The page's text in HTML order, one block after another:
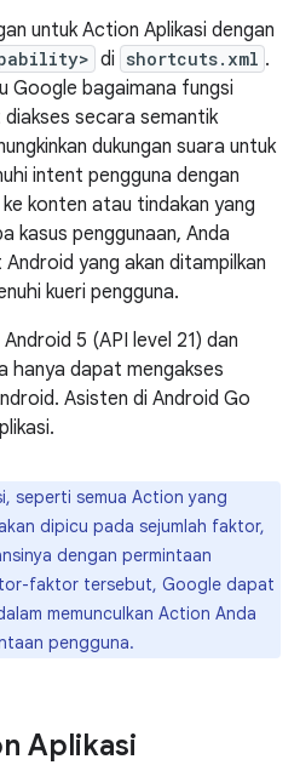
untuk Action Aplikasi dengan
di shortcuts.xml .
Google bagaimana fungsi
secara semantik
dukungan suara untuk
intent pengguna dengan
konten atau tindakan yang
kasus penggunaan, Anda
yang akan ditampilkan
kueri pengguna.
5 (API level 21) dan
hanya dapat mengakses
Asisten di Android Go
seperti semua Action yang
dipicu pada sejumlah faktor,
dengan permintaan
faktor tersebut, Google dapat
memunculkan Action Anda
pengguna.
Aplikasi